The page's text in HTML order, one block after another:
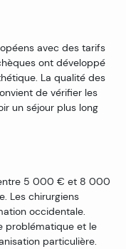
avec des tarifs
ont développé
La qualité des
de vérifier les
un séjour plus long
5 000 € et 8 000
Les chirurgiens
occidentale.
problématique et le
particulière.